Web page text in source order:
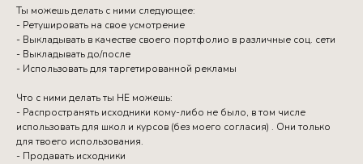
Ты можешь делать с ними следующее:
- Ретушировать на свое усмотрение
- Выкладывать в качестве своего портфолио в различные соц. сети
- Выкладывать до/после
- Использовать для таргетированной рекламы
Что с ними делать ты НЕ можешь:
- Распространять исходники кому-либо не было, в том числе
использовать для школ и курсов (без моего согласия) . Они только
для твоего использования.
- Продавать исходники